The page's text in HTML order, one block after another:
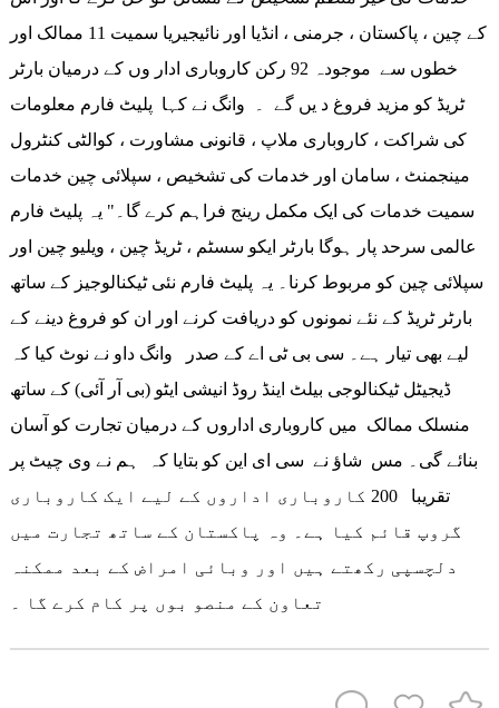
کے چین ، پاکستان ، جرمنی ، انڈیا اور نائیجیریا سمیت 11 ممالک اور
خطوں سے موجودہ 92 رکن کاروباری ادار وں کے درمیان بارٹر
ٹریڈ کو مزید فروغ د یں گے ۔ وانگ نے کہا پلیٹ فارم معلومات
کی شراکت ، کاروباری ملاپ ، قانونی مشاورت ، کوالٹی کنٹرول
مینجمنٹ ، سامان اور خدمات کی تشخیص ، سپلائی چین خدمات
سمیت خدمات کی ایک مکمل رینج فراہم کرے گا۔" یہ پلیٹ فارم
عالمی سرحد پار ہوگا بارٹر ایکو سسٹم ، ٹریڈ چین ، ویلیو چین اور
سپلائی چین کو مربوط کرنا۔ یہ پلیٹ فارم نئی ٹیکنالوجیز کے ساتھ
بارٹر ٹریڈ کے نئے نمونوں کو دریافت کرنے اور ان کو فروغ دینے کے
لیے بھی تیار ہے۔ سی بی ٹی اے کے صدر وانگ داو نے نوٹ کیا کہ
ڈیجیٹل ٹیکنالوجی بیلٹ اینڈ روڈ انیشی ایٹو (بی آر آئی) کے ساتھ
منسلک ممالک میں کاروباری اداروں کے درمیان تجارت کو آسان
بنائے گی۔ مس شاؤ نے سی ای این کو بتایا کہ ہم نے وی چیٹ پر
تقریبا 200 کاروباری اداروں کے لیے ایک کاروباری
گروپ قائم کیا ہے۔ وہ پاکستان کے ساتھ تجارت میں
دلچسپی رکھتے ہیں اور وبائی امراض کے بعد ممکنہ
تعاون کے منصو بوں پر کام کرے گا ۔